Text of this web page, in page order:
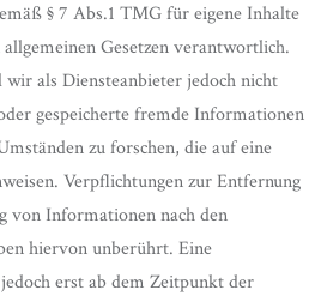
§ 7 Abs.1 TMG für eigene Inhalte
Gesetzen verantwortlich.
wir als Diensteanbieter jedoch nicht
gespeicherte fremde Informationen
zu forschen, die auf eine
Verpflichtungen zur Entfernung
von Informationen nach den
hiervon unberührt. Eine
erst ab dem Zeitpunkt der